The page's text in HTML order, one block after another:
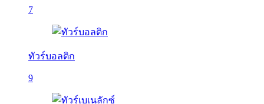
7
ทัวร์บอลติก
9